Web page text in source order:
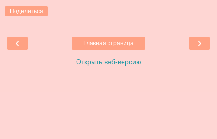
Поделиться
‹ ›
Главная страница
Открыть веб-версию